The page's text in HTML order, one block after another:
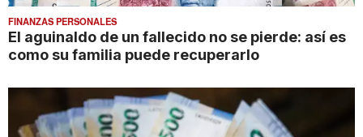
FINANZAS PERSONALES
El aguinaldo de un fallecido no se pierde: así es
como su familia puede recuperarlo